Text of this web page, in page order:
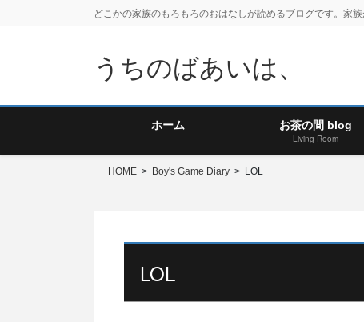
どこかの家族のもろもろのおはなしが読めるブログです。家
うちのばあいは、
ホーム お茶の間 blog
Living Room
HOME Boy's Game Diary LOL
LOL